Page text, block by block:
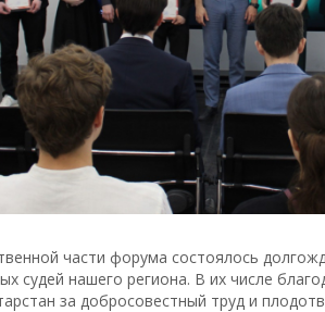
части форума состоялось
судей нашего региона. В их числе
за добросовестный труд и